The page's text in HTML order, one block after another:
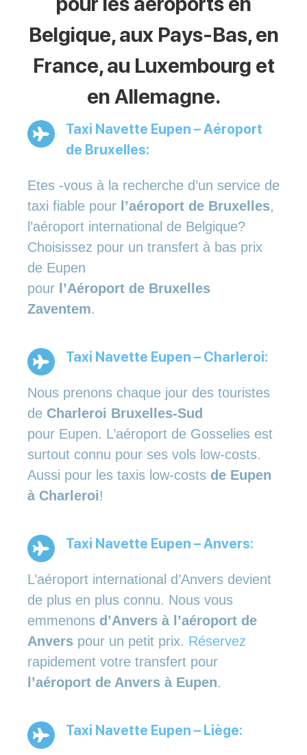
Belgique, aux Pays-Bas, en
France, au Luxembourg et
en Allemagne.
Taxi Navette Eupen – Aéroport
de Bruxelles:
Etes -vous à la recherche d’un service de
taxi fiable pour l’aéroport de Bruxelles,
l’aéroport international de Belgique?
Choisissez pour un transfert à bas prix
de Eupen
pour l’Aéroport de Bruxelles
Zaventem.
Taxi Navette Eupen – Charleroi:
Nous prenons chaque jour des touristes
de Charleroi Bruxelles-Sud
pour Eupen. L’aéroport de Gosselies est
surtout connu pour ses vols low-costs.
Aussi pour les taxis low-costs de Eupen
à Charleroi!
Taxi Navette Eupen – Anvers:
L’aéroport international d’Anvers devient
de plus en plus connu. Nous vous
emmenons d’Anvers à l’aéroport de
Anvers pour un petit prix. Réservez
rapidement votre transfert pour
l’aéroport de Anvers à Eupen.
Taxi Navette Eupen – Liège: